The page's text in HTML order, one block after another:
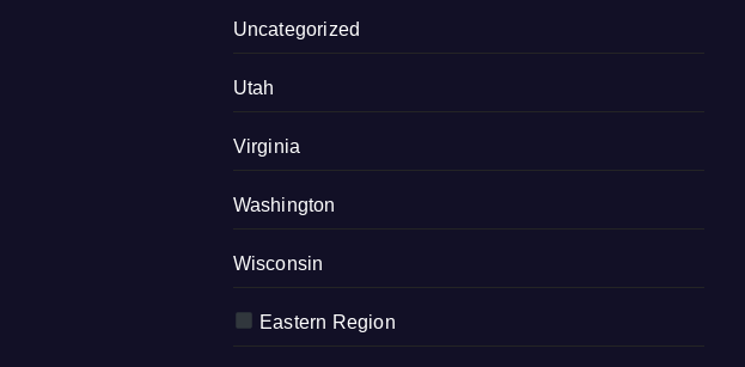
Uncategorized
Utah
Virginia
Washington
Wisconsin
Eastern Region